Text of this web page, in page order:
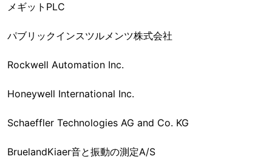
メギットPLC
パブリックインスツルメンツ株式会社
Rockwell Automation Inc.
Honeywell International Inc.
Schaeffler Technologies AG and Co. KG
BruelandKiaer音と振動の測定A/S